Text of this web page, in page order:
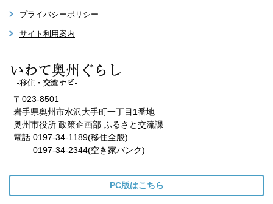
プライバシーポリシー
サイト利用案内
〒023-8501
岩手県奥州市水沢大手町一丁目1番地
奥州市役所 政策企画部 ふるさと交流課
電話 0197-34-1189(移住全般)
0197-34-2344(空き家バンク)
PC版はこちら